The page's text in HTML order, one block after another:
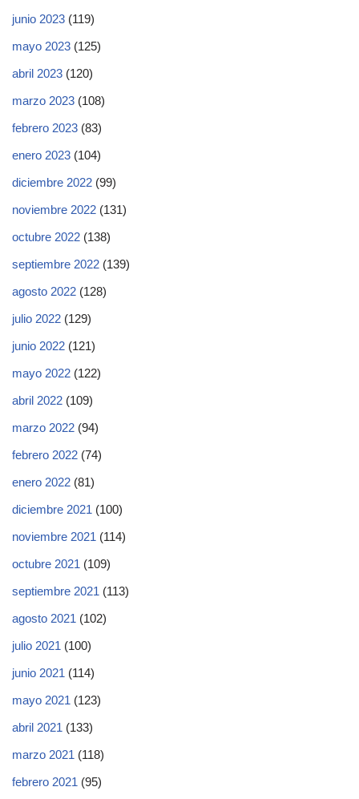
junio 2023 (119)
mayo 2023 (125)
abril 2023 (120)
marzo 2023 (108)
febrero 2023 (83)
enero 2023 (104)
diciembre 2022 (99)
noviembre 2022 (131)
octubre 2022 (138)
septiembre 2022 (139)
agosto 2022 (128)
julio 2022 (129)
junio 2022 (121)
mayo 2022 (122)
abril 2022 (109)
marzo 2022 (94)
febrero 2022 (74)
enero 2022 (81)
diciembre 2021 (100)
noviembre 2021 (114)
octubre 2021 (109)
septiembre 2021 (113)
agosto 2021 (102)
julio 2021 (100)
junio 2021 (114)
mayo 2021 (123)
abril 2021 (133)
marzo 2021 (118)
febrero 2021 (95)